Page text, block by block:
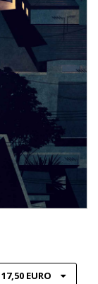
17,50 EURO